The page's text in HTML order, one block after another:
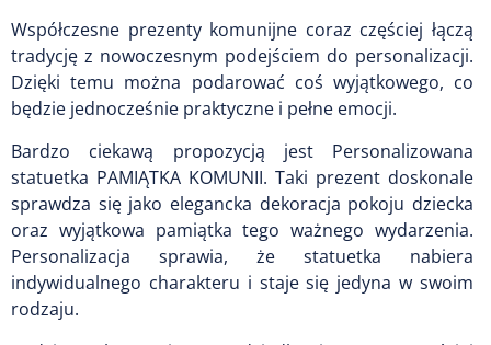
Współczesne prezenty komunijne coraz częściej łączą
tradycję z nowoczesnym podejściem do personalizacji.
Dzięki temu można podarować coś wyjątkowego, co
będzie jednocześnie praktyczne i pełne emocji.
Bardzo ciekawą propozycją jest Personalizowana
statuetka PAMIĄTKA KOMUNII. Taki prezent doskonale
sprawdza się jako elegancka dekoracja pokoju dziecka
oraz wyjątkowa pamiątka tego ważnego wydarzenia.
Personalizacja sprawia, że statuetka nabiera
indywidualnego charakteru i staje się jedyna w swoim
rodzaju.